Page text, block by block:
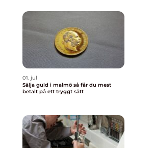
01. jul
Sälja guld i malmö så får du mest
betalt på ett tryggt sätt